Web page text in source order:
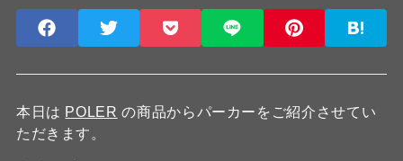
本日は POLER の商品からパーカーをご紹介させてい
ただきます。